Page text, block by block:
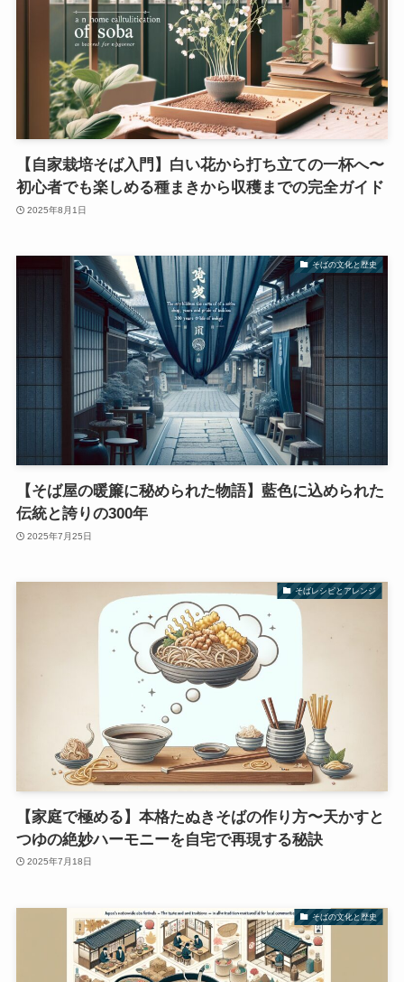
【自家栽培そば入門】白い花から打ち立ての一杯へ〜
初心者でも楽しめる種まきから収穫までの完全ガイド
2025年8月1日
そばの文化と歴史
【そば屋の暖簾に秘められた物語】藍色に込められた
伝統と誇りの300年
2025年7月25日
そばレシピとアレンジ
【家庭で極める】本格たぬきそばの作り方〜天かすと
つゆの絶妙ハーモニーを自宅で再現する秘訣
2025年7月18日
そばの文化と歴史